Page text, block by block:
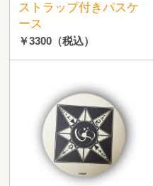
ストラップ付きパスケ
ース
￥3300 （税込）